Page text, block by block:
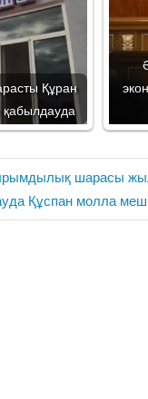
Құран
қабылдауда
шарасы
Құспан молла